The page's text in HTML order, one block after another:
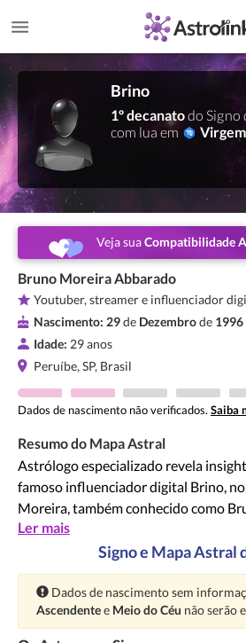
Brino
1º decanatodo Signo
com lua em
Virgem
Veja suaCompatibilidade
Bruno Moreira Abbarado
Youtuber, streamer e influenciador
Nascimento: 29de Dezembrode 1996
Idade: 29 anos
Peruíbe, SP, Brasil
Dados de nascimento não verificados. Saiba
Resumo do Mapa Astral
Astrólogo especializado revela
famoso influenciador digital Brino,
Moreira, também conhecido como
Ler mais
Signo e Mapa Astral
Atenção:
Dados de nascimento sem
Ascendentee Meio do Céu não serão